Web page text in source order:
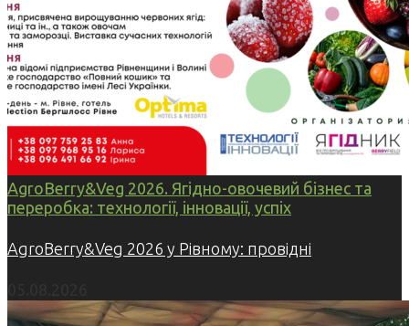
AgroBerry&Veg 2026. Ягідно-овочевий бізнес та
переробка: технології, інновації, успіх
AgroBerry&Veg 2026 у Рівному: провідні